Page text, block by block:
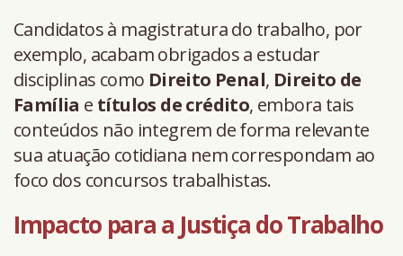
Candidatos à magistratura do trabalho, por
exemplo, acabam obrigados a estudar
disciplinas como Direito Penal, Direito de
Família e títulos de crédito, embora tais
conteúdos não integrem de forma relevante
sua atuação cotidiana nem correspondam ao
foco dos concursos trabalhistas.
Impacto para a Justiça do Trabalho